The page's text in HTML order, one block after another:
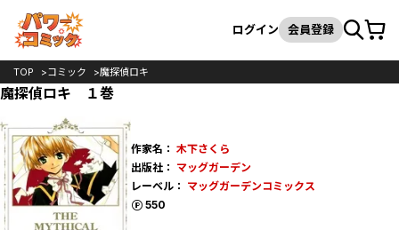
検索
ログイン 会員登録カート
TOP コミック 魔探偵ロキ
魔探偵ロキ １巻
作家名： 木下さくら
出版社： マッグガーデン
レーベル： マッグガーデンコミックス
550
ポイント